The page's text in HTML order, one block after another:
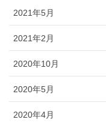
2021年5月
2021年2月
2020年10月
2020年5月
2020年4月